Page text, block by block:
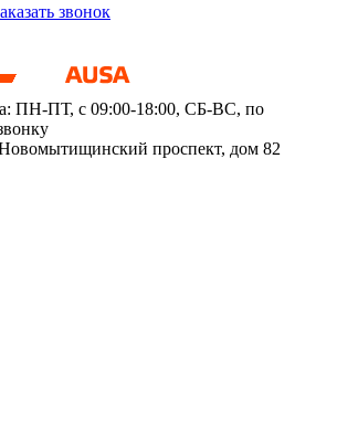
звонок
ПН-ПТ, с 09:00-18:00, СБ-ВС, по
проспект, дом 82